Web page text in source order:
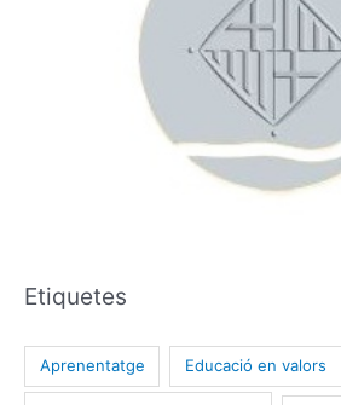
Etiquetes
Aprenentatge Educació en valors